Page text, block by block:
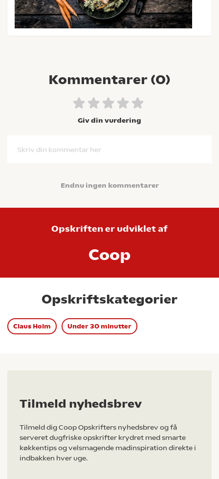
Kommentarer (0)
Giv din vurdering
Skriv din kommentar her
Endnu ingen kommentarer
Opskriften er udviklet af
Coop
Opskriftskategorier
Claus Holm Under 30 minutter
Tilmeld nyhedsbrev
Tilmeld dig Coop Opskrifters nyhedsbrev og få
serveret dugfriske opskrifter krydret med smarte
køkkentips og velsmagende madinspiration direkte i
indbakken hver uge.